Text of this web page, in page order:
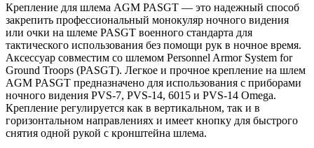
Крепление для шлема AGM PASGT — это надежный способ
закрепить профессиональный монокуляр ночного видения
или очки на шлеме PASGT военного стандарта для
тактического использования без помощи рук в ночное время.
Аксессуар совместим со шлемом Personnel Armor System for
Ground Troops (PASGT). Легкое и прочное крепление на шлем
AGM PASGT предназначено для использования с приборами
ночного видения PVS-7, PVS-14, 6015 и PVS-14 Omega.
Крепление регулируется как в вертикальном, так и в
горизонтальном направлениях и имеет кнопку для быстрого
снятия одной рукой с кронштейна шлема.